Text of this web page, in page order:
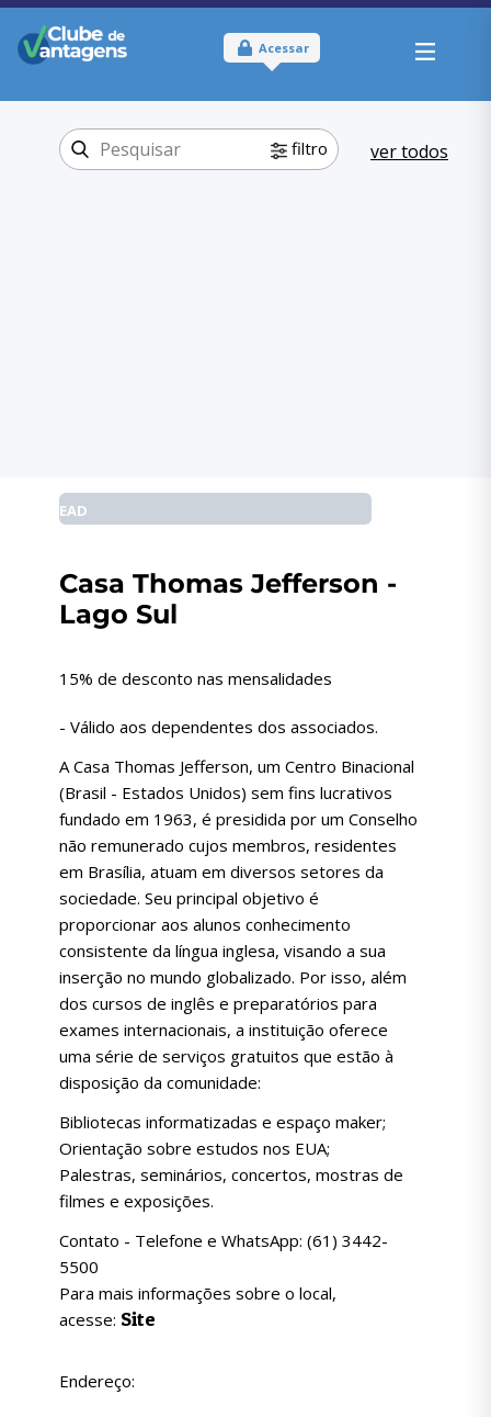
Acessar
filtro ver todos
EAD
Casa Thomas Jefferson -
Lago Sul
15% de desconto nas mensalidades
- Válido aos dependentes dos associados.
A Casa Thomas Jefferson, um Centro Binacional
(Brasil - Estados Unidos) sem fins lucrativos
fundado em 1963, é presidida por um Conselho
não remunerado cujos membros, residentes
em Brasília, atuam em diversos setores da
sociedade. Seu principal objetivo é
proporcionar aos alunos conhecimento
consistente da língua inglesa, visando a sua
inserção no mundo globalizado. Por isso, além
dos cursos de inglês e preparatórios para
exames internacionais, a instituição oferece
uma série de serviços gratuitos que estão à
disposição da comunidade:
Bibliotecas informatizadas e espaço maker;
Orientação sobre estudos nos EUA;
Palestras, seminários, concertos, mostras de
filmes e exposições.
Contato - Telefone e WhatsApp: (61) 3442-
5500
Para mais informações sobre o local,
acesse: Site
Endereço: